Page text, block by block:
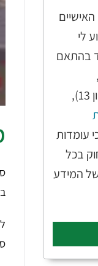
לי
בהתאם
התשמ"א–1981 (לרבות תיקון 13),
עומדות
בכל
של המידע